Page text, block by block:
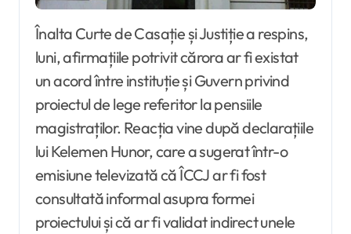
Înalta Curte de Casație și Justiție a respins,
luni, afirmațiile potrivit cărora ar fi existat
un acord între instituție și Guvern privind
proiectul de lege referitor la pensiile
magistraților. Reacția vine după declarațiile
lui Kelemen Hunor, care a sugerat într-o
emisiune televizată că ÎCCJ ar fi fost
consultată informal asupra formei
proiectului și că ar fi validat indirect unele